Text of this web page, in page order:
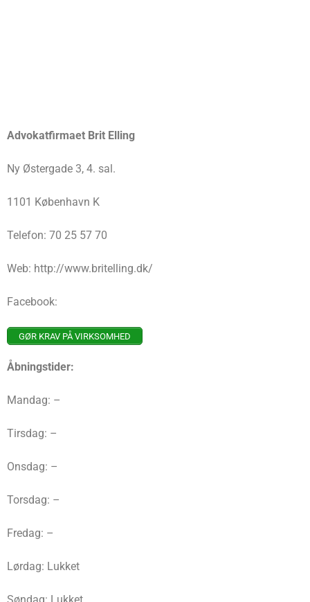
Advokatfirmaet Brit Elling
Ny Østergade 3, 4. sal.
1101 København K
Telefon: 70 25 57 70
Web: http://www.britelling.dk/
Facebook:
GØR KRAV PÅ VIRKSOMHED
Åbningstider:
Mandag: –
Tirsdag: –
Onsdag: –
Torsdag: –
Fredag: –
Lørdag: Lukket